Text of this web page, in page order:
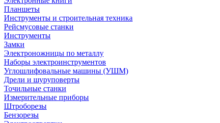
Планшеты
Инструменты и строительная техника
Рейсмусовые станки
Инструменты
Замки
Электроножницы по металлу
Наборы электроинструментов
Углошлифовальные машины (УШМ)
Дрели и шуруповерты
Точильные станки
Измерительные приборы
Штроборезы
Бензорезы